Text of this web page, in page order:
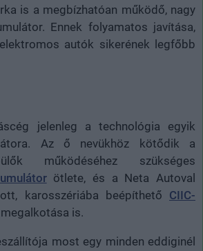
is a megbízhatóan működő, nagy
Ennek folyamatos javítása,
autók sikerének legfőbb
jelenleg a technológia egyik
Az ő nevükhöz kötődik a
működéséhez szükséges
ötlete, és a Neta Autoval
karosszériába beépíthető CIIC-
megalkotása is.
most egy minden eddiginél